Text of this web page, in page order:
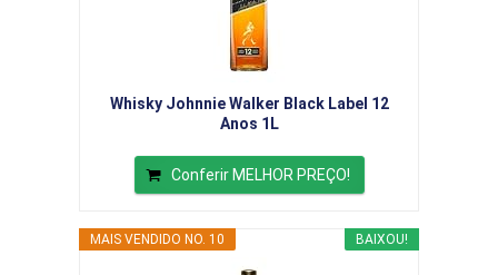
Whisky Johnnie Walker Black Label 12
Anos 1L
Conferir MELHOR PREÇO!
BAIXOU!
MAIS VENDIDO NO. 10